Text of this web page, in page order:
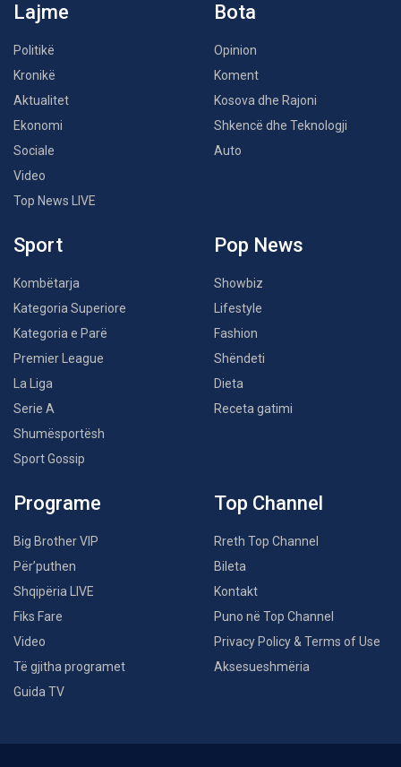
Lajme
Politikë
Kronikë
Aktualitet
Ekonomi
Sociale
Video
Top News LIVE
Bota
Opinion
Koment
Kosova dhe Rajoni
Shkencë dhe Teknologji
Auto
Sport
Kombëtarja
Kategoria Superiore
Kategoria e Parë
Premier League
La Liga
Serie A
Shumësportësh
Sport Gossip
Pop News
Showbiz
Lifestyle
Fashion
Shëndeti
Dieta
Receta gatimi
Programe
Big Brother VIP
Për’puthen
Shqipëria LIVE
Fiks Fare
Video
Të gjitha programet
Guida TV
Top Channel
Rreth Top Channel
Bileta
Kontakt
Puno në Top Channel
Privacy Policy & Terms of Use
Aksesueshmëria